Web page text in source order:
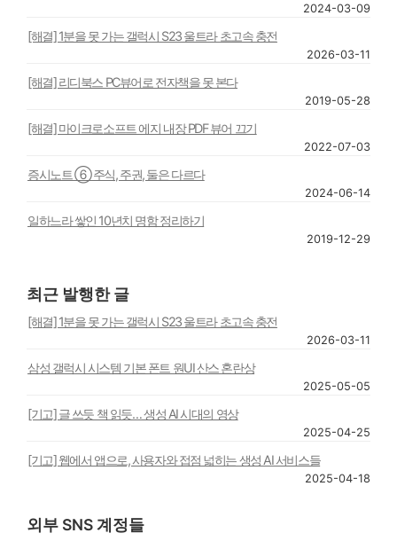
2024-03-09
[해결] 1분을 못 가는 갤럭시 S23 울트라 초고속 충전
2026-03-11
[해결] 리디북스 PC뷰어로 전자책을 못 본다
2019-05-28
[해결] 마이크로소프트 에지 내장 PDF 뷰어 끄기
2022-07-03
증시노트 ⑥ 주식, 주권, 둘은 다르다
2024-06-14
일하느라 쌓인 10년치 명함 정리하기
2019-12-29
최근 발행한 글
[해결] 1분을 못 가는 갤럭시 S23 울트라 초고속 충전
2026-03-11
삼성 갤럭시 시스템 기본 폰트 원UI 산스 혼란상
2025-05-05
[기고] 글 쓰듯 책 읽듯… 생성 AI 시대의 영상
2025-04-25
[기고] 웹에서 앱으로, 사용자와 접점 넓히는 생성 AI 서비스들
2025-04-18
외부 SNS 계정들